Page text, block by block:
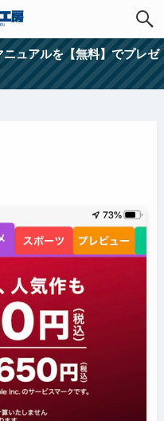
ュアルを【無料】でプレゼ